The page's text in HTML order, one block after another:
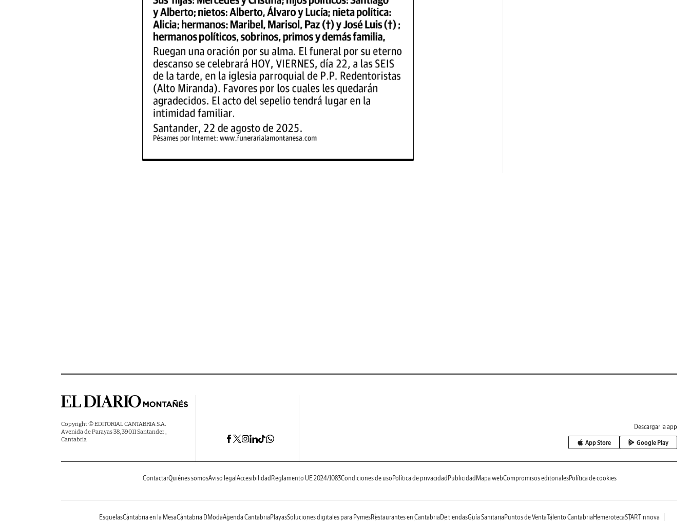
Copyright © EDITORIAL CANTABRIA S.A.
Avenida de Parayas 38, 39011 Santander ,
Cantabria
Descargar la app
App Store Google Play
ContactarQuiénes somosAviso legal Accesibilidad Reglamento UE 2024/1083Condiciones de uso Política de privacidad Publicidad Mapa webCompromisos editorialesPolítica de cookies
EsquelasCantabria en la MesaCantabria DModaAgenda Cantabria PlayasSoluciones digitales para PymesRestaurantes en Cantabria De tiendasGuía Sanitaria Puntos de VentaTalento Cantabria HemerotecaSTARTinnova